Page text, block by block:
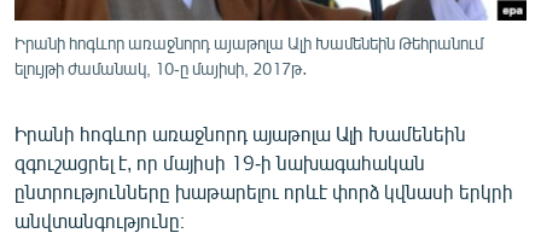
ԱՐԽԻՎ
ԲԱՆԱՎԵՃ
ՁԳՏԵԼՈՎ ԼԱՎԱԳՈՒՅՆԻՆ
Իրանի հոգևոր առաջնորդ այաթոլա Ալի Խամենեին Թեհրանում
ելույթի ժամանակ, 10-ը մայիսի, 2017թ․
Իրանի հոգևոր առաջնորդ այաթոլա Ալի Խամենեին
զգուշացրել է, որ մայիսի 19-ի նախագահական
ընտրությունները խաթարելու որևէ փորձ կվնասի երկրի
անվտանգությունը։